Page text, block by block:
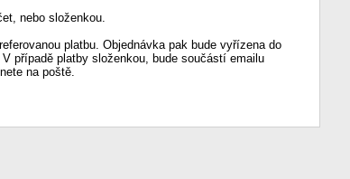
nebo složenkou.
platbu. Objednávka pak bude vyřízena do
případě platby složenkou, bude součástí emailu
na poště.